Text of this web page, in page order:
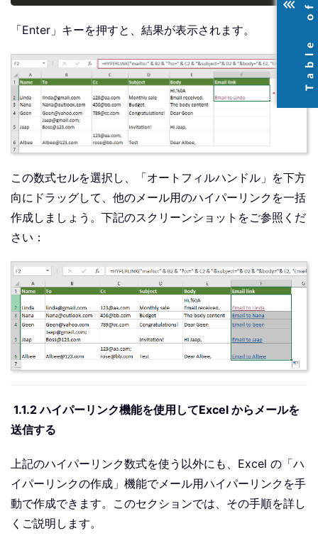
「Enter」キーを押すと、結果が表示されます。
この数式セルを選択し、「オートフィルハンドル」を下方
向にドラッグして、他のメール用のハイパーリンクを一括
作成しましょう。下記のスクリーンショットをご参照くだ
さい：
1.1.2 ハイパーリンク機能を使用してExcel からメールを
送信する
上記のハイパーリンク数式を使う以外にも、Excel の「ハ
イパーリンクの作成」機能でメール用ハイパーリンクを手
動で作成できます。このセクションでは、その手順を詳し
くご説明します。